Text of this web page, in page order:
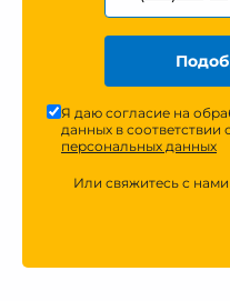
Я даю согласие на
данных в соответствии с
персональных данных
Или свяжитесь с